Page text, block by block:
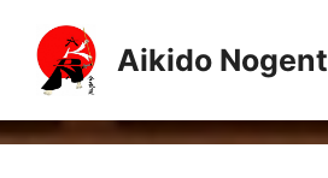
contenu
Aikido Nogent